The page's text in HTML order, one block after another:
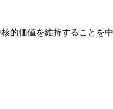
的価値を維持することを